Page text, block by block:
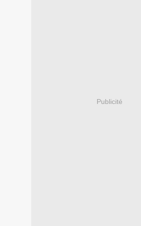
Publicité